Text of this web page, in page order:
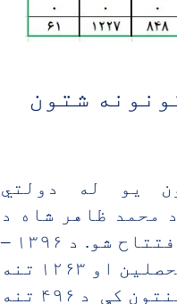
شتون
یو له دولتي
کې تاسيس او د محمد ظاهر شاه د
سلطنت په دوره کې د معارف وزير (علي احمد ) لخوا افتتاح شو. د ۱۳۹۶ –
۱۳۹۷ تحصیلي کال د ارقامو له مخې ۱۳۸۰۰ نارينه محصلين او ۱۲۶۳ تنه
ښځينه محصلينې پکې په زده کړو بوخت دي په ياد پوهنتون کې د ۴۹۶ تنه